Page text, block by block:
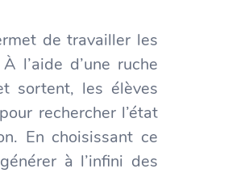
de travailler les
l’aide d’une ruche
sortent, les élèves
rechercher l’état
En choisissant ce
à l’infini des